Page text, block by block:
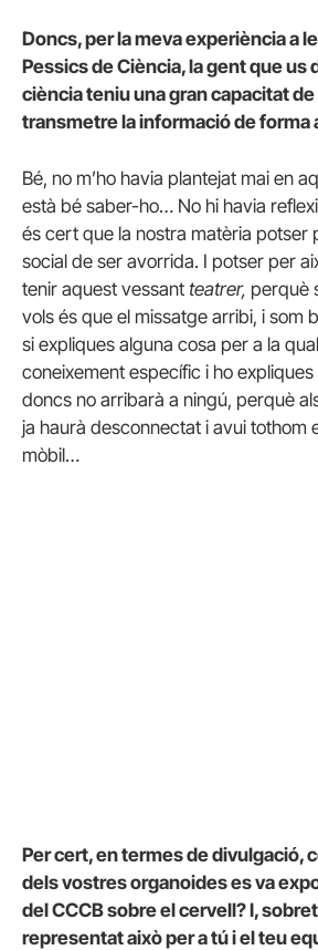
Doncs, per la meva experiència a
Pessics de Ciència, la gent que us
ciència teniu una gran capacitat
transmetre la informació de forma
Bé, no m’ho havia plantejat mai en
està bé saber-ho… No hi havia
és cert que la nostra matèria potser
social de ser avorrida. I potser per
tenir aquest vessant teatrer, perquè
vols és que el missatge arribi, i som
si expliques alguna cosa per a la
coneixement específic i ho
doncs no arribarà a ningú, perquè
ja haurà desconnectat i avui tothom
mòbil…
Per cert, en termes de divulgació,
dels vostres organoides es va
del CCCB sobre el cervell? I,
representat això per a tú i el teu